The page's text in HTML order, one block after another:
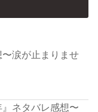
涙が止まりませ
ネタバレ感想〜